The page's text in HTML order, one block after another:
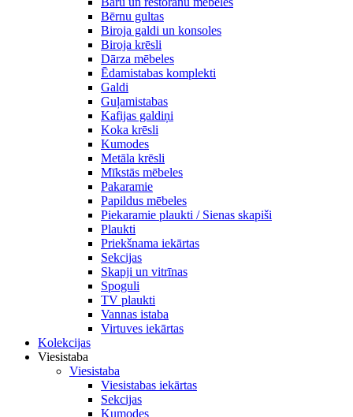
Bērnu gultas
Biroja galdi un konsoles
Biroja krēsli
Dārza mēbeles
Ēdamistabas komplekti
Galdi
Guļamistabas
Kafijas galdiņi
Koka krēsli
Kumodes
Metāla krēsli
Mīkstās mēbeles
Pakaramie
Papildus mēbeles
Piekaramie plaukti / Sienas skapiši
Plaukti
Priekšnama iekārtas
Sekcijas
Skapji un vitrīnas
Spoguli
TV plaukti
Vannas istaba
Virtuves iekārtas
Kolekcijas
Viesistaba
Viesistaba
Viesistabas iekārtas
Sekcijas
Kumodes